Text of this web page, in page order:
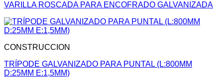
VARILLA ROSCADA PARA ENCOFRADO GALVANIZADA
CONSTRUCCION
TRÍPODE GALVANIZADO PARA PUNTAL (L:800MM
D:25MM E:1,5MM)